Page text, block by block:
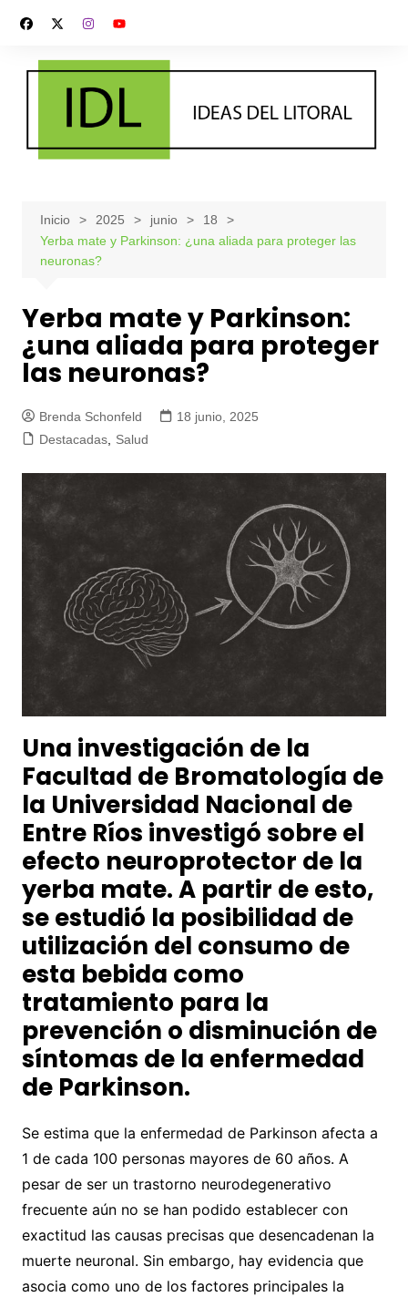
contenido
Inicio 2025 junio
18
Yerba mate y Parkinson: ¿una aliada para proteger las
neuronas?
Yerba mate y Parkinson:
¿una aliada para proteger
las neuronas?
Brenda Schonfeld
18 junio, 2025
Destacadas, Salud
Una investigación de la
Facultad de Bromatología de
la Universidad Nacional de
Entre Ríos investigó sobre el
efecto neuroprotector de la
yerba mate. A partir de esto,
se estudió la posibilidad de
utilización del consumo de
esta bebida como
tratamiento para la
prevención o disminución de
síntomas de la enfermedad
de Parkinson.
Se estima que la enfermedad de Parkinson afecta a
1 de cada 100 personas mayores de 60 años. A
pesar de ser un trastorno neurodegenerativo
frecuente aún no se han podido establecer con
exactitud las causas precisas que desencadenan la
muerte neuronal. Sin embargo, hay evidencia que
asocia como uno de los factores principales la